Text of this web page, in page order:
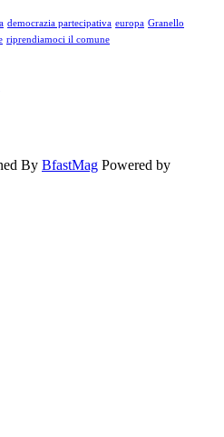
democrazia partecipativa europa Granello
riprendiamoci il comune
By BfastMag Powered by